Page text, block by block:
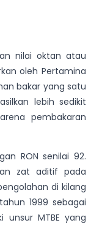
nilai oktan atau
oleh Pertamina
bakar yang satu
lebih sedikit
pembakaran
RON senilai 92.
zat aditif pada
di kilang
1999 sebagai
MTBE yang